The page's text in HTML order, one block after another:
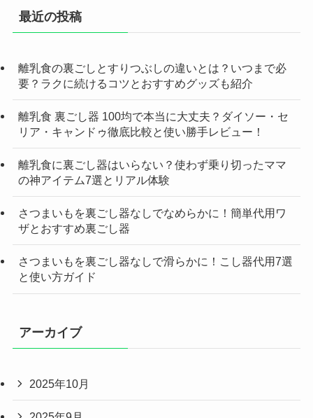
最近の投稿
離乳食の裏ごしとすりつぶしの違いとは？いつまで必
要？ラクに続けるコツとおすすめグッズも紹介
離乳食 裏ごし器 100均で本当に大丈夫？ダイソー・セ
リア・キャンドゥ徹底比較と使い勝手レビュー！
離乳食に裏ごし器はいらない？使わず乗り切ったママ
の神アイテム7選とリアル体験
さつまいもを裏ごし器なしでなめらかに！簡単代用ワ
ザとおすすめ裏ごし器
さつまいもを裏ごし器なしで滑らかに！こし器代用7選
と使い方ガイド
アーカイブ
2025年10月